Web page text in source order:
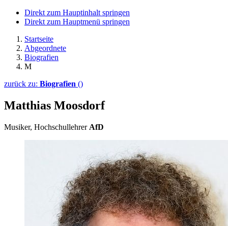
Direkt zum Hauptinhalt springen
Direkt zum Hauptmenü springen
Startseite
Abgeordnete
Biografien
M
zurück zu: Biografien ()
Matthias Moosdorf
Musiker, Hochschullehrer AfD